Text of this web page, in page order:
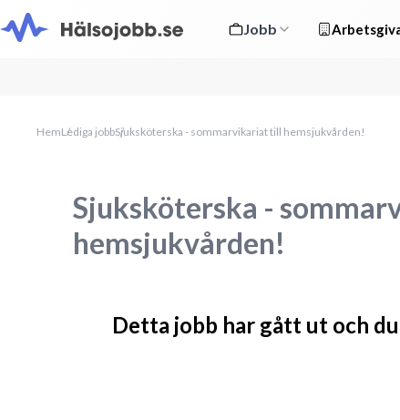
Jobb
HemLediga jobbSjuksköterska - sommarvikariat till hemsjukvården!
Sjuksköterska -
hemsjukvården!
Detta jobb har gått ut och